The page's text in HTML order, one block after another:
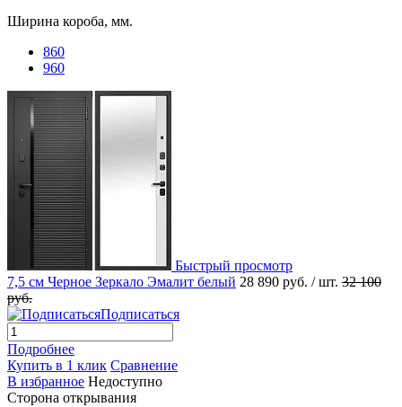
Ширина короба, мм.
860
960
Быстрый просмотр
7,5 см Черное Зеркало Эмалит белый 28 890 руб. / шт. 32 100
руб.
Подписаться
Подробнее
Купить в 1 клик Сравнение
В избранное Недоступно
Сторона открывания